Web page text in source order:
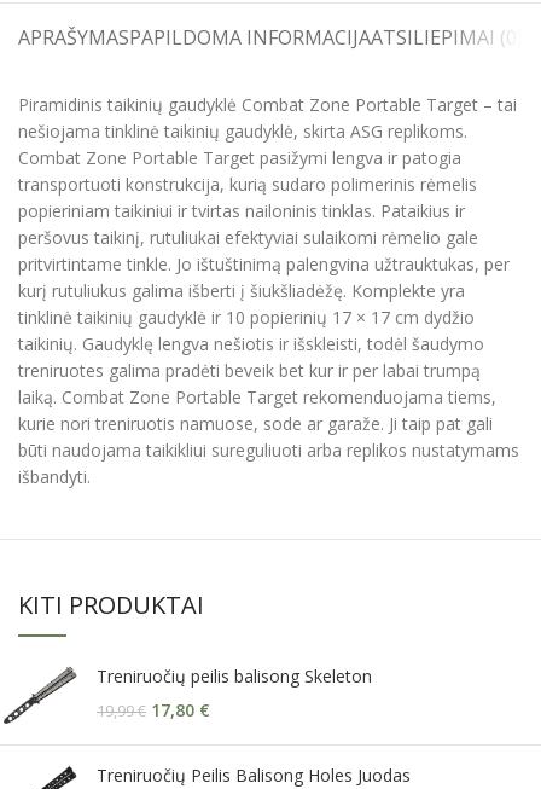
APRAŠYMASPAPILDOMA INFORMACIJAATSILIEPIMAI (0)
Piramidinis taikinių gaudyklė Combat Zone Portable Target – tai
nešiojama tinklinė taikinių gaudyklė, skirta ASG replikoms.
Combat Zone Portable Target pasižymi lengva ir patogia
transportuoti konstrukcija, kurią sudaro polimerinis rėmelis
popieriniam taikiniui ir tvirtas nailoninis tinklas. Pataikius ir
peršovus taikinį, rutuliukai efektyviai sulaikomi rėmelio gale
pritvirtintame tinkle. Jo ištuštinimą palengvina užtrauktukas, per
kurį rutuliukus galima išberti į šiukšliadėžę. Komplekte yra
tinklinė taikinių gaudyklė ir 10 popierinių 17 × 17 cm dydžio
taikinių. Gaudyklę lengva nešiotis ir išskleisti, todėl šaudymo
treniruotes galima pradėti beveik bet kur ir per labai trumpą
laiką. Combat Zone Portable Target rekomenduojama tiems,
kurie nori treniruotis namuose, sode ar garaže. Ji taip pat gali
būti naudojama taikikliui sureguliuoti arba replikos nustatymams
išbandyti.
KITI PRODUKTAI
Treniruočių peilis balisong Skeleton
19,99€ 17,80 €
Treniruočių Peilis Balisong Holes Juodas